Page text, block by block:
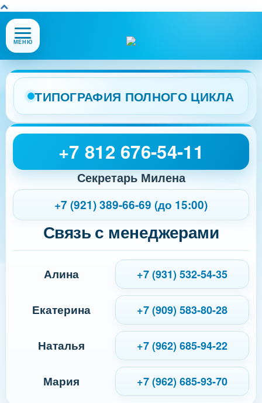
Открыть
или
меню
сайта
МЕНЮ
ТИПОГРАФИЯ ПОЛНОГО ЦИКЛА
+7 812 676-54-11
Секретарь Милена
+7 (921) 389-66-69 (до 15:00)
Связь с менеджерами
Алина +7 (931) 532-54-35
Екатерина +7 (909) 583-80-28
Наталья +7 (962) 685-94-22
Мария +7 (962) 685-93-70